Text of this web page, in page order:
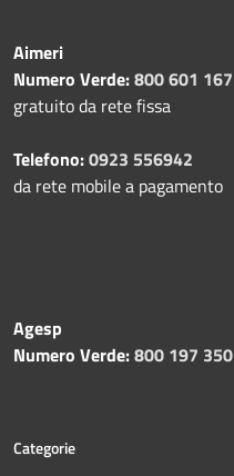
Aimeri
Numero Verde:800 601 167
gratuito da rete fissa
Telefono:0923 556942
da rete mobile a pagamento
Agesp
Numero Verde:800 197 350
Categorie